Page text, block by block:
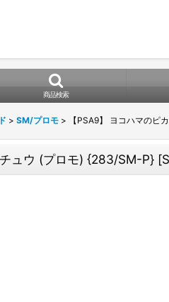
商品検索
> SM/プロモ > 【PSA9】 ヨコハマのピ
チュウ (プロモ) {283/SM-P}